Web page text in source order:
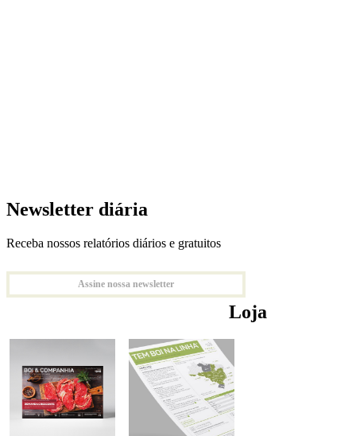
Newsletter diária
Receba nossos relatórios diários e gratuitos
Assine nossa newsletter
Loja